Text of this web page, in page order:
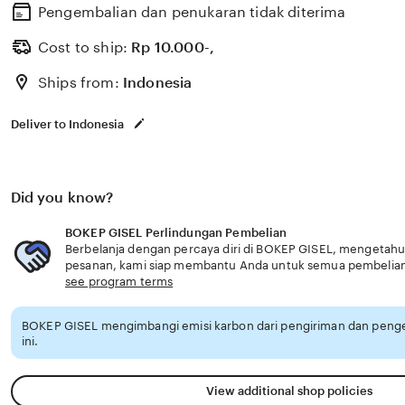
siap menghasilkan. lihat adegan hot portofolio lengkap
yang serius. Bagi peserta royal baru, BOKEP GISEL
mainkan slot gacor Praktik Dokter Hewan untuk
untuk toko Tokopedia laris.
Pengembalian dan penukaran tidak diterima
Cost to ship: Rp 10.000-,
Ships from: Indonesia
Deliver to Indonesia
Did you know?
BOKEP GISEL Perlindungan Pembelian
Berbelanja dengan percaya diri di BOKEP GISEL,
pesanan, kami siap membantu Anda untuk semua
see program terms
BOKEP GISEL mengimbangi emisi karbon dari pengiriman dan
ini.
View additional shop policies